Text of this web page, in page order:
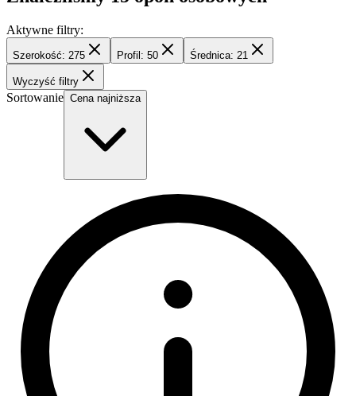
Aktywne filtry:
Szerokość: 275 Profil: 50 Średnica: 21
Wyczyść filtry
Sortowanie Cena najniższa